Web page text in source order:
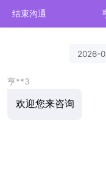
结束沟通
2026-
亨**3
欢迎您来咨询